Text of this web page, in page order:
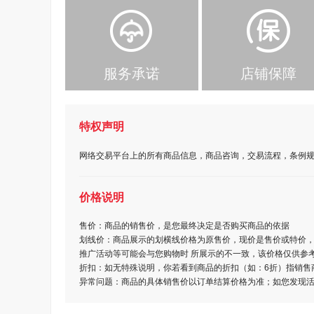
服务承诺 店铺保障
特权声明
网络交易平台上的所有商品信息，商品咨询，交易流程，条例
价格说明
售价：商品的销售价，是您最终决定是否购买商品的依据
划线价：商品展示的划横线价格为原售价，现价是售价或特价
推广活动等可能会与您购物时 所展示的不一致，该价格仅供参
折扣：如无特殊说明，你若看到商品的折扣（如：6折）指销
异常问题：商品的具体销售价以订单结算价格为准；如您发现